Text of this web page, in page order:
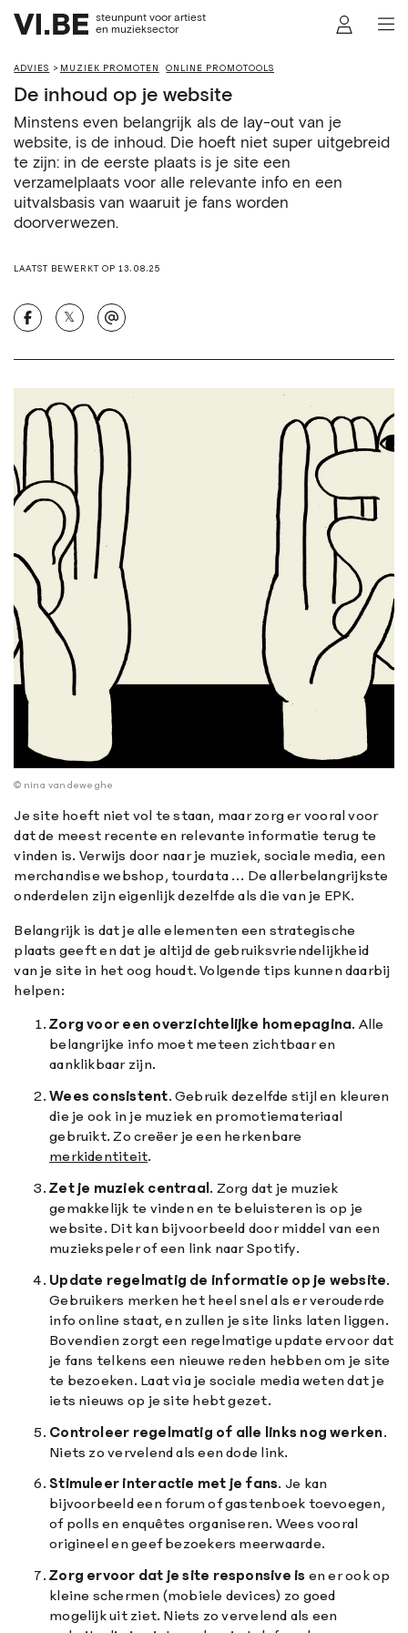
steunpunt voor artiest
en muzieksector
ADVIES MUZIEK PROMOTEN ONLINE PROMOTOOLS
De inhoud op je website
Minstens even belangrijk als de lay-out van je
website, is de inhoud. Die hoeft niet super uitgebreid
te zijn: in de eerste plaats is je site een
verzamelplaats voor alle relevante info en een
uitvalsbasis van waaruit je fans worden
doorverwezen.
LAATST BEWERKT OP 13.08.25
𝕏
© nina vandeweghe
Je site hoeft niet vol te staan, maar zorg er vooral voor
dat de meest recente en relevante informatie terug te
vinden is. Verwijs door naar je muziek, sociale media, een
merchandise webshop, tourdata … De allerbelangrijkste
onderdelen zijn eigenlijk dezelfde als die van je EPK.
Belangrijk is dat je alle elementen een strategische
plaats geeft en dat je altijd de gebruiksvriendelijkheid
van je site in het oog houdt. Volgende tips kunnen daarbij
helpen:
Zorg voor een overzichtelijke homepagina. Alle
belangrijke info moet meteen zichtbaar en
aanklikbaar zijn.
Wees consistent. Gebruik dezelfde stijl en kleuren
die je ook in je muziek en promotiemateriaal
gebruikt. Zo creëer je een herkenbare
merkidentiteit.
Zet je muziek centraal. Zorg dat je muziek
gemakkelijk te vinden en te beluisteren is op je
website. Dit kan bijvoorbeeld door middel van een
muziekspeler of een link naar Spotify.
Update regelmatig de informatie op je website.
Gebruikers merken het heel snel als er verouderde
info online staat, en zullen je site links laten liggen.
Bovendien zorgt een regelmatige update ervoor dat
je fans telkens een nieuwe reden hebben om je site
te bezoeken. Laat via je sociale media weten dat je
iets nieuws op je site hebt gezet.
Controleer regelmatig of alle links nog werken.
Niets zo vervelend als een dode link.
Stimuleer interactie met je fans. Je kan
bijvoorbeeld een forum of gastenboek toevoegen,
of polls en enquêtes organiseren. Wees vooral
origineel en geef bezoekers meerwaarde.
Zorg ervoor dat je site responsive is en er ook op
kleine schermen (mobiele devices) zo goed
mogelijk uit ziet. Niets zo vervelend als een